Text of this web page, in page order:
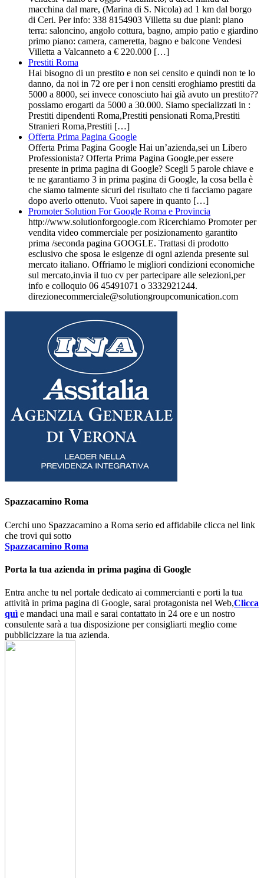
macchina dal mare, (Marina di S. Nicola) ad 1 km dal borgo
di Ceri. Per info: 338 8154903 Villetta su due piani: piano
terra: saloncino, angolo cottura, bagno, ampio patio e giardino
primo piano: camera, cameretta, bagno e balcone Vendesi
Villetta a Valcanneto a € 220.000 […]
Prestiti Roma
Hai bisogno di un prestito e non sei censito e quindi non te lo
danno, da noi in 72 ore per i non censiti eroghiamo prestiti da
5000 a 8000, sei invece conosciuto hai già avuto un prestito??
possiamo erogarti da 5000 a 30.000. Siamo specializzati in :
Prestiti dipendenti Roma,Prestiti pensionati Roma,Prestiti
Stranieri Roma,Prestiti […]
Offerta Prima Pagina Google
Offerta Prima Pagina Google Hai un’azienda,sei un Libero
Professionista? Offerta Prima Pagina Google,per essere
presente in prima pagina di Google? Scegli 5 parole chiave e
te ne garantiamo 3 in prima pagina di Google, la cosa bella è
che siamo talmente sicuri del risultato che ti facciamo pagare
dopo averlo ottenuto. Vuoi sapere in quanto […]
Promoter Solution For Google Roma e Provincia
http://www.solutionforgoogle.com Ricerchiamo Promoter per
vendita video commerciale per posizionamento garantito
prima /seconda pagina GOOGLE. Trattasi di prodotto
esclusivo che sposa le esigenze di ogni azienda presente sul
mercato italiano. Offriamo le migliori condizioni economiche
sul mercato,invia il tuo cv per partecipare alle selezioni,per
info e colloquio 06 45491071 o 3332921244.
direzionecommerciale@solutiongroupcomunication.com
Spazzacamino Roma
Cerchi uno Spazzacamino a Roma serio ed affidabile clicca nel link
che trovi qui sotto
Spazzacamino Roma
Porta la tua azienda in prima pagina di Google
Entra anche tu nel portale dedicato ai commercianti e porti la tua
attività in prima pagina di Google, sarai protagonista nel Web,Clicca
quì e mandaci una mail e sarai contattato in 24 ore e un nostro
consulente sarà a tua disposizione per consigliarti meglio come
pubblicizzare la tua azienda.